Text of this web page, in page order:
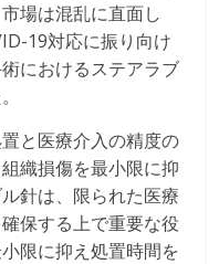
場は混乱に直面し
19対応に振り向け
におけるステアラブ
と医療介入の精度の
織損傷を最小限に抑
針は、限られた医療
保する上で重要な役
限に抑え処置時間を